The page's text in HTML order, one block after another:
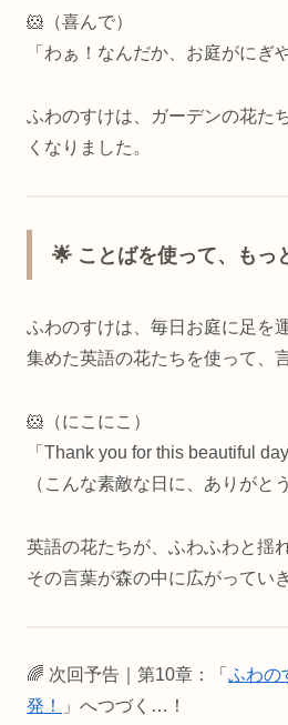
🐹（喜んで）
「わぁ！なんだか、お庭がにぎ
ふわのすけは、ガーデンの花た
くなりました。
🌟 ことばを使って、もっ
ふわのすけは、毎日お庭に足を
集めた英語の花たちを使って、
🐹（にこにこ）
「Thank you for this beautiful
（こんな素敵な日に、ありがと
英語の花たちが、ふわふわと揺れ
その言葉が森の中に広がってい
🌈 次回予告｜第10章：「 ふわの
発！
」へつづく…！